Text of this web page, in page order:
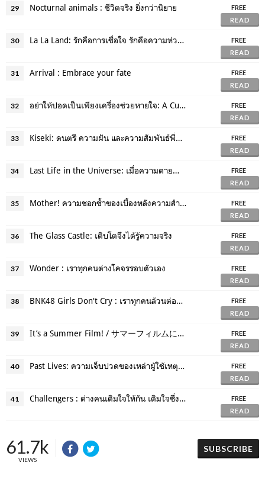
29 Nocturnal animals : ชีวิตจริง ยิ่งกว่านิยาย
FREE
READ
30 La La Land: รักคือการเชื่อใจ รักคือความห่วงใย รักไม่จำเป็นต้องคงอยู่ตลอดไป
FREE
READ
31 Arrival : Embrace your fate
FREE
READ
32 อย่าให้ปอดเป็นเพียงเครื่องช่วยหายใจ: A Cure for Wellness
FREE
READ
33 Kiseki: ดนตรี ความฝัน และความสัมพันธ์พี่น้อง
FREE
READ
34 Last Life in the Universe: เมื่อความตายนำพาให้เรามาเจอกัน
FREE
READ
35 Mother! ความชอกช้ำของเบื้องหลังความสำเร็จ
FREE
READ
36 The Glass Castle: เติบโตจึงได้รู้ความจริง
FREE
READ
37 Wonder : เราทุกคนต่างโคจรรอบตัวเอง
FREE
READ
38 BNK48 Girls Don't Cry : เราทุกคนล้วนต่อสู้เพื่อตำแหน่งเซมบัตสึ
FREE
READ
39 It’s a Summer Film! / サマーフィルムにのって : การทำหรือไม่ทำล้วนสำคัญ
FREE
READ
40 Past Lives: ความเจ็บปวดของเหล่าผู้ใช้เหตุผล
FREE
READ
41 Challengers : ต่างคนเติมใจให้กัน เติมใจซึ่งกันจนเต็ม (?)
FREE
READ
61.7k
VIEWS
SUBSCRIBE